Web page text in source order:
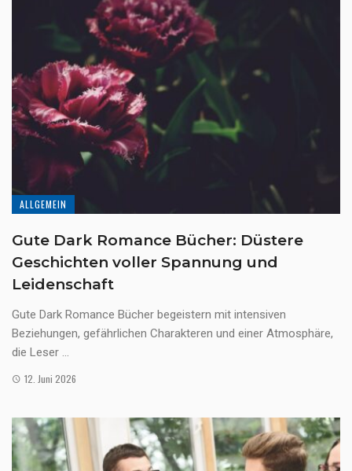
ALLGEMEIN
Gute Dark Romance Bücher: Düstere
Geschichten voller Spannung und
Leidenschaft
Gute Dark Romance Bücher begeistern mit intensiven
Beziehungen, gefährlichen Charakteren und einer Atmosphäre,
die Leser ...
12. Juni 2026